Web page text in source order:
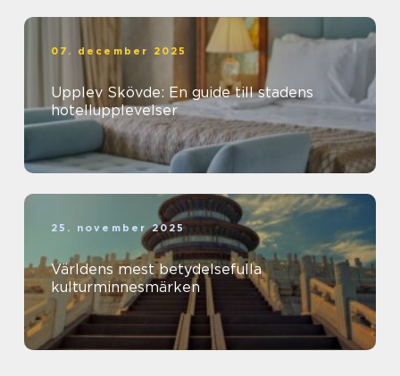
07. december 2025
Upplev Skövde: En guide till stadens
hotellupplevelser
25. november 2025
Världens mest betydelsefulla
kulturminnesmärken